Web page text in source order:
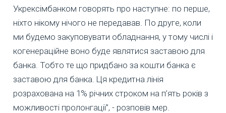
Укрексімбанком говорять про наступне: по перше,
ніхто нікому нічого не передавав. По друге, коли
ми будемо закуповувати обладнання, у тому числі і
когенераційне воно буде являтися заставою для
банка. Тобто те що придбано за кошти банка є
заставою для банка. Ця кредитна лінія
розрахована на 1% річних строком на п’ять років з
можливості пролонгації”, - розповів мер.